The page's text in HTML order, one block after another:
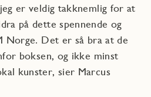
er veldig takknemlig for at
på dette spennende og
Norge. Det er så bra at de
boksen, og ikke minst
kunster, sier Marcus